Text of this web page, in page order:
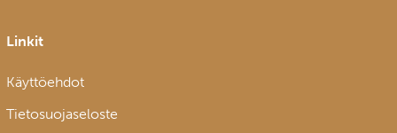
Linkit
Käyttöehdot
Tietosuojaseloste